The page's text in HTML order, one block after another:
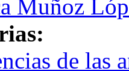
Muñoz
de las